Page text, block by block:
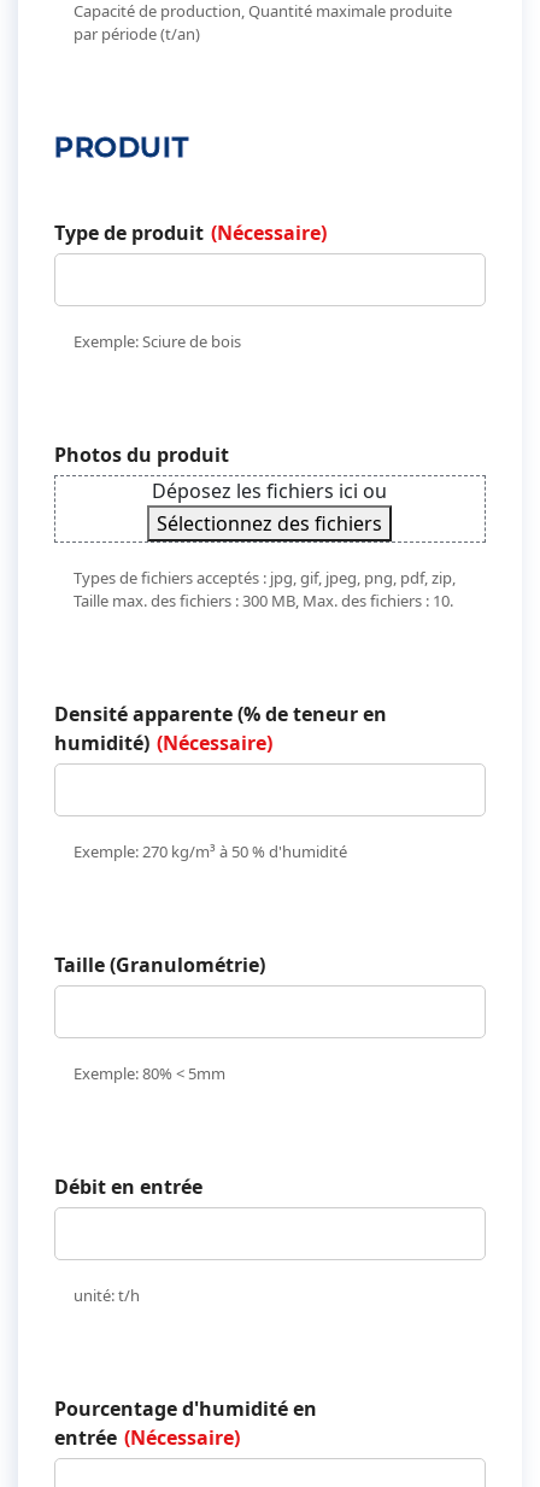
Capacité de production, Quantité maximale produite
par période (t/an)
PRODUIT
Type de produit (Nécessaire)
Exemple: Sciure de bois
Photos du produit
Déposez les fichiers ici ou
Sélectionnez des fichiers
Types de fichiers acceptés : jpg, gif, jpeg, png, pdf, zip,
Taille max. des fichiers : 300 MB, Max. des fichiers : 10.
Densité apparente (% de teneur en
humidité) (Nécessaire)
Exemple: 270 kg/m³ à 50 % d'humidité
Taille (Granulométrie)
Exemple: 80% < 5mm
Débit en entrée
unité: t/h
Pourcentage d'humidité en
entrée (Nécessaire)